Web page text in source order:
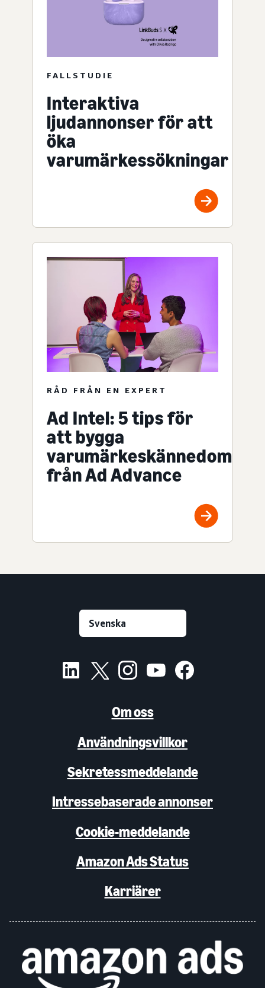
FALLSTUDIE
Interaktiva
ljudannonser för att
öka
varumärkessökningar
RÅD FRÅN EN EXPERT
Ad Intel: 5 tips för
att bygga
varumärkeskännedom
från Ad Advance
Om oss
Användningsvillkor
Sekretessmeddelande
Intressebaserade annonser
Cookie-meddelande
Amazon Ads Status
Karriärer